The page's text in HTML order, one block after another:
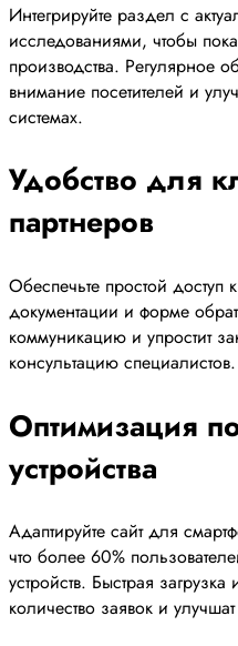
Интегрируйте раздел с
исследованиями, чтобы
производства. Регулярное
внимание посетителей и
системах.
Удобство для
партнеров
Обеспечьте простой доступ
документации и форме
коммуникацию и упростит
консультацию специалистов.
Оптимизация
устройства
Адаптируйте сайт для
что более 60%
устройств. Быстрая
количество заявок и